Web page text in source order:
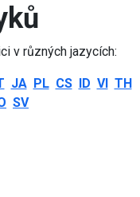
v různých jazycích:
JA PL CS ID VI TH
SV